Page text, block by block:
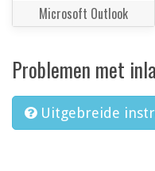
Microsoft Outlook
Problemen met
Uitgebreide